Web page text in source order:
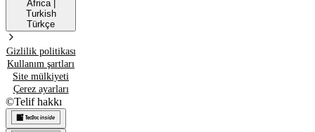
Africa|
Turkish
Türkçe
Gizlilik politikası
Kullanım şartları
Site mülkiyeti
Çerez ayarları
©Telif hakkı